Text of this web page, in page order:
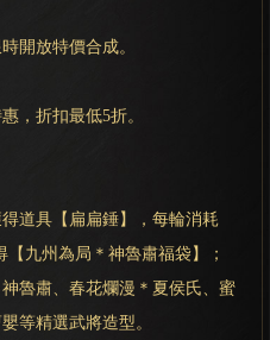
開放特價合成。
，折扣最低5折。
道具【扁扁錘】，每輪消耗
九州為局＊神魯肅福袋】；
魯肅、春花爛漫＊夏侯氏、蜜
等精選武將造型。